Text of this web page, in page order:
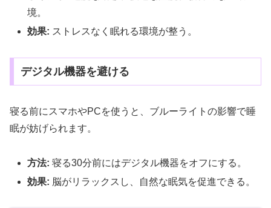
境。
効果: ストレスなく眠れる環境が整う。
デジタル機器を避ける
寝る前にスマホやPCを使うと、ブルーライトの影響で睡
眠が妨げられます。
方法: 寝る30分前にはデジタル機器をオフにする。
効果: 脳がリラックスし、自然な眠気を促進できる。